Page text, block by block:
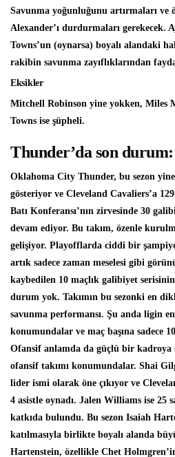
Savunma yoğunluğunu artırmaları ve
Alexander’ı durdurmaları gerekecek.
Towns’un (oynarsa) boyalı alandaki
rakibin savunma zayıflıklarından
Eksikler
Mitchell Robinson yine yokken, Miles
Towns ise şüpheli.
Thunder’da son durum:
Oklahoma City Thunder, bu sezon
gösteriyor ve Cleveland Cavaliers’a
Batı Konferansı’nın zirvesinde 30
devam ediyor. Bu takım, özenle
gelişiyor. Playofflarda ciddi bir
artık sadece zaman meselesi gibi
kaybedilen 10 maçlık galibiyet
durum yok. Takımın bu sezonki en
savunma performansı. Şu anda ligin
konumundalar ve maç başına sadece
Ofansif anlamda da güçlü bir
ofansif takımı konumundalar. Shai
lider ismi olarak öne çıkıyor ve
4 asistle oynadı. Jalen Williams ise 25
katkıda bulundu. Bu sezon Isaiah
katılmasıyla birlikte boyalı alanda
Hartenstein, özellikle Chet